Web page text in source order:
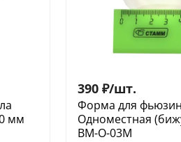
мм
390 ₽/шт.
Форма для
Одноместная
ВМ-О-03М